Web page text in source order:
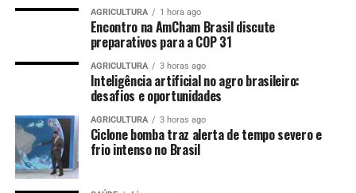
dos aparelhos, mas, após divergências em sua versão e
contato com outro suspeito, confessou estar em posse
de mais três produtos, que foram entregues
posteriormente por sua esposa na delegacia.
A ação resultou na apreensão de quatro aparelhos
multimídias. As oitivas da vítima e testemunhas
reforçaram a materialidade e autoria do crime,
evidenciando a atuação dos comerciantes de som
automotivo na venda ilegal dos produtos subtraídos.
AGRICULTURA 1 hora ago
Encontro na AmCham Brasil discute
preparativos para a COP 31
AGRICULTURA 3 horas ago
Inteligência artificial no agro brasileiro:
desafios e oportunidades
AGRICULTURA 3 horas ago
Ciclone bomba traz alerta de tempo severo e
frio intenso no Brasil